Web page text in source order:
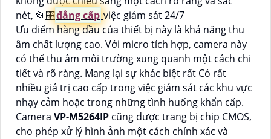
nét, 📂 🎛đẳng cấp việc giám sát 24/7
Ưu điểm hàng đầu của thiết bị này là khả năng thu
âm chất lượng cao. Với micro tích hợp, camera này
có thể thu âm môi trường xung quanh một cách chi
tiết và rõ ràng. Mang lại sự khác biệt rất Có rất
nhiều giá trị cao cấp trong việc giám sát các khu vực
nhạy cảm hoặc trong những tình huống khẩn cấp.
Camera VP-M5264IP cũng được trang bị chip CMOS,
cho phép xử lý hình ảnh một cách chính xác và